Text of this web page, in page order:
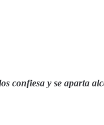
confiesa y se aparta